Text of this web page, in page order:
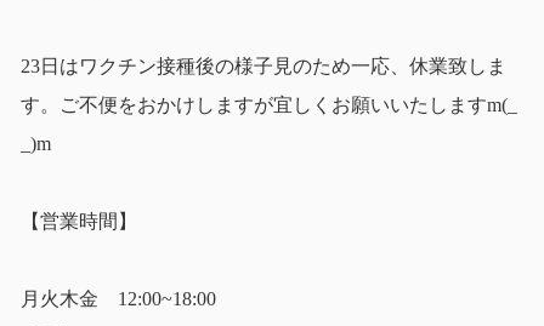
23日はワクチン接種後の様子見のため一応、休業致しま
す。ご不便をおかけしますが宜しくお願いいたしますm(_
_)m
【営業時間】
月火木金 12:00~18:00